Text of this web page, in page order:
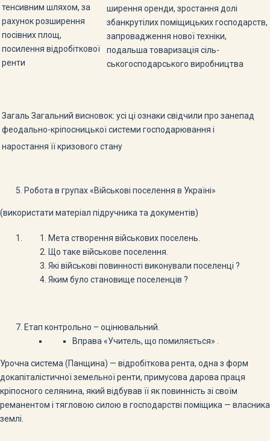
тенсивним шляхом, за
рахунок розширення
посівних площ,
посилення відробіткової
ренти
ширення оренди, зростання долі
збанкрутілих поміщицьких госпо­дарств,
запровадження нової тех­ніки,
подальша товаризація сіль­
ськогосподарського виробництва
Загаль Загальний висновок: усі ці ознаки свідчили про занепад
феодаль­но-кріпосницької системи господарювання і
наростання її кризового стану
Робота в групах «Військові поселення в Україні»
(використати матеріал підручника та документів)
Мета створення військових поселень.
Що таке військове поселення.
Які військові повинності виконували поселенці ?
Яким було становище поселенців ?
Етап контрольно – оцінювальний.
Вправа «Учитель, що помиляється» .
Урочна система (Панщина) — відробіткова рента, одна з форм
докапіталістичної земельної ренти, примусова дарова праця
кріпосного селянина, який відбував її як повинність зі своїм
реманентом і тягловою силою в го­сподарстві поміщика — власника
землі.